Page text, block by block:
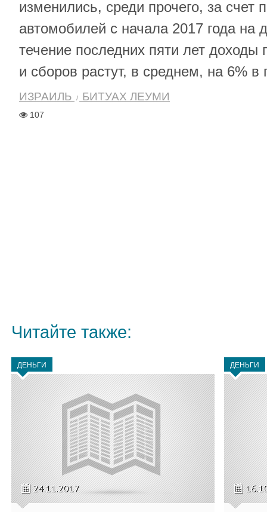
изменились, среди прочего, за счет
автомобилей с начала 2017 года на
течение последних пяти лет доходы
и сборов растут, в среднем, на 6% в
ИЗРАИЛЬ БИТУАХ ЛЕУМИ
107
Читайте также:
ДЕНЬГИ
24.11.2017
ДЕНЬГИ